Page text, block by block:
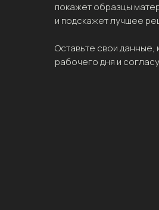
покажет образцы
и подскажет лучшее
Оставьте свои
рабочего дня и